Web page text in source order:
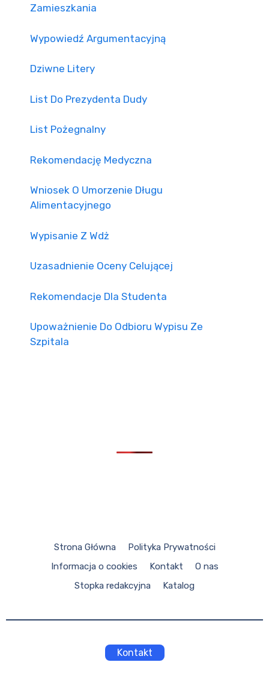
Zamieszkania
Wypowiedź Argumentacyjną
Dziwne Litery
List Do Prezydenta Dudy
List Pożegnalny
Rekomendację Medyczna
Wniosek O Umorzenie Długu
Alimentacyjnego
Wypisanie Z Wdż
Uzasadnienie Oceny Celującej
Rekomendacje Dla Studenta
Upoważnienie Do Odbioru Wypisu Ze
Szpitala
Strona Główna
Polityka Prywatności
Informacja o cookies
Kontakt
O nas
Stopka redakcyjna
Katalog
Kontakt